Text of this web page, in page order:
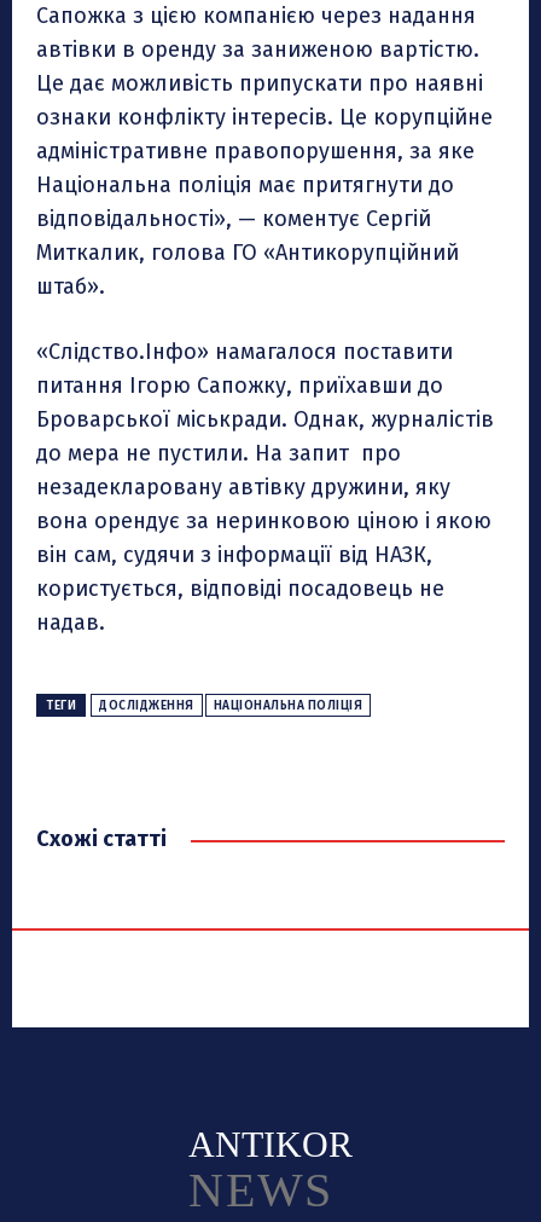
Сапожка з цією компанією через надання
автівки в оренду за заниженою вартістю.
Це дає можливість припускати про наявні
ознаки конфлікту інтересів. Це корупційне
адміністративне правопорушення, за яке
Національна поліція має притягнути до
відповідальності», — коментує Сергій
Миткалик, голова ГО «Антикорупційний
штаб».
«Слідство.Інфо» намагалося поставити
питання Ігорю Сапожку, приїхавши до
Броварської міськради. Однак, журналістів
до мера не пустили. На запит про
незадекларовану автівку дружини, яку
вона орендує за неринковою ціною і якою
він сам, судячи з інформації від НАЗК,
користується, відповіді посадовець не
надав.
ТЕГИ ДОСЛІДЖЕННЯ НАЦІОНАЛЬНА ПОЛІЦІЯ
Схожі статті
ANTIKOR
NEWS